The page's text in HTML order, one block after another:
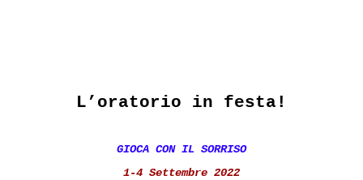
L’oratorio in festa!
GIOCA CON IL SORRISO
1-4 Settembre 2022